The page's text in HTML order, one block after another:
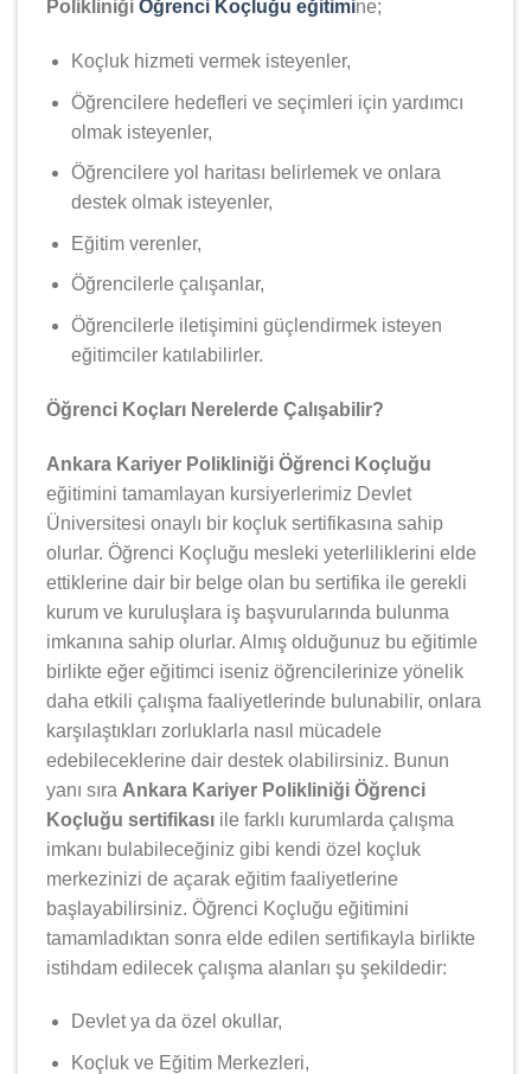
Polikliniği Öğrenci Koçluğu eğitimine;
Koçluk hizmeti vermek isteyenler,
Öğrencilere hedefleri ve seçimleri için yardımcı
olmak isteyenler,
Öğrencilere yol haritası belirlemek ve onlara
destek olmak isteyenler,
Eğitim verenler,
Öğrencilerle çalışanlar,
Öğrencilerle iletişimini güçlendirmek isteyen
eğitimciler katılabilirler.
Öğrenci Koçları Nerelerde Çalışabilir?
Ankara Kariyer Polikliniği Öğrenci Koçluğu
eğitimini tamamlayan kursiyerlerimiz Devlet
Üniversitesi onaylı bir koçluk sertifikasına sahip
olurlar. Öğrenci Koçluğu mesleki yeterliliklerini elde
ettiklerine dair bir belge olan bu sertifika ile gerekli
kurum ve kuruluşlara iş başvurularında bulunma
imkanına sahip olurlar. Almış olduğunuz bu eğitimle
birlikte eğer eğitimci iseniz öğrencilerinize yönelik
daha etkili çalışma faaliyetlerinde bulunabilir, onlara
karşılaştıkları zorluklarla nasıl mücadele
edebileceklerine dair destek olabilirsiniz. Bunun
yanı sıra Ankara Kariyer Polikliniği Öğrenci
Koçluğu sertifikası ile farklı kurumlarda çalışma
imkanı bulabileceğiniz gibi kendi özel koçluk
merkezinizi de açarak eğitim faaliyetlerine
başlayabilirsiniz. Öğrenci Koçluğu eğitimini
tamamladıktan sonra elde edilen sertifikayla birlikte
istihdam edilecek çalışma alanları şu şekildedir:
Devlet ya da özel okullar,
Koçluk ve Eğitim Merkezleri,